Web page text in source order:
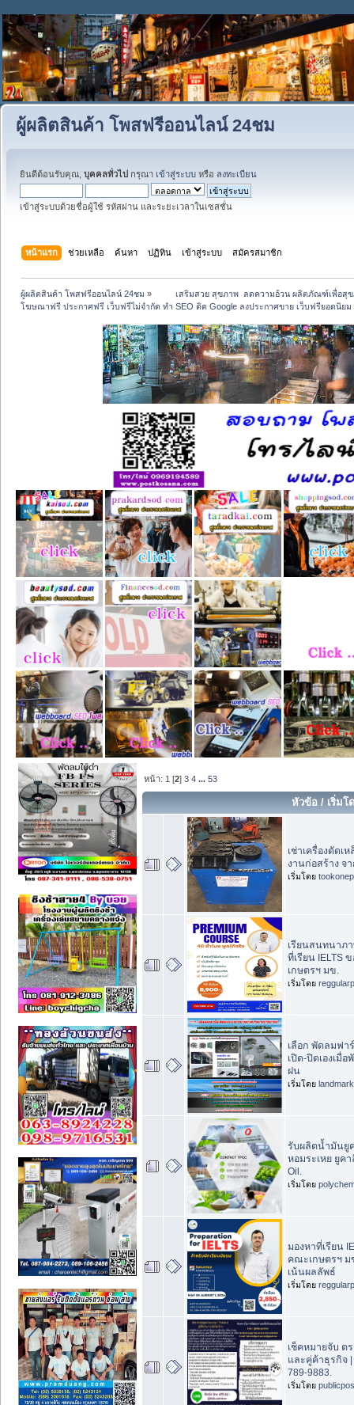
ผู้ผลิตสินค้า โพสฟรีออนไลน์ 24ชม
ยินดีต้อนรับคุณ, บุคคลทั่วไป กรุณา เข้าสู่ระบบ หรือ ลงทะเบียน
เข้าสู่ระบบด้วยชื่อผู้ใช้ รหัสผ่าน และระยะเวลาในเซสชั่น
หน้าแรก ช่วยเหลือ ค้นหา ปฏิทิน เข้าสู่ระบบ สมัครสมาชิก
ผู้ผลิตสินค้า โพสฟรีออนไลน์ 24ชม »
เสริมสวย สุขภาพ  ลดความอ้วน ผลิตภัณฑ์เพื่อสุ
โฆษณาฟรี ประกาศฟรี เว็บฟรีไม่จำกัด ทำ SEO ติด Google ลงประกาศขาย เว็บฟรียอดนิ
หน้า: 1 [2]3 4 ...53
หัวข้อ / เริ่มโ
เช่าเครื่องดัดเ
งานก่อสร้าง จ
เริ่มโดย
เรียนสนทนาภ
ที่เรียน IELTS
เกษตรฯ มข.
เริ่มโดย
เลือก พัดลมฟา
เปิด-ปิดเองเมื่
ฝน
เริ่มโดย
รับผลิตน้ำมันยู
หอมระเหย ยูค
Oil.
เริ่มโดย
มองหาที่เรียน
คณะเกษตรฯ
เน้นผลลัพธ์
เริ่มโดย
เช็คหมายจับ ต
และคู่ค้าธุรกิจ |
789-9883.
เริ่มโดย